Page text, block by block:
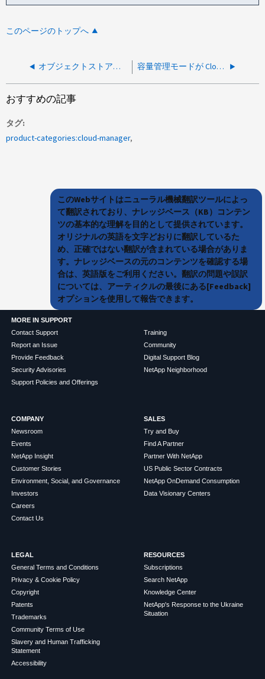
このページのトップへ
オブジェクトストアを使用できるかどうかを確認できません。理由：必要なIPspaceにクラスタ間LIFが設定されていません 容量管理モードが Cloud Manager で機能しない
おすすめの記事
タグ
product-categories:cloud-manager
このWebサイトはニューラル機械翻訳ツールによっ
て翻訳されており、ナレッジベース（KB）コンテン
ツの基本的な理解を目的として提供されています。
オリジナルの英語を文字どおりに翻訳しているた
め、正確ではない翻訳が含まれている場合がありま
す。ナレッジベースの元のコンテンツを確認する場
合は、英語版をご利用ください。翻訳の問題や誤訳
については、アーティクルの最後にある[Feedback]
オプションを使用して報告できます。
MORE IN SUPPORT
Contact Support
Report an Issue
Provide Feedback
Security Advisories
Support Policies and Offerings
Training
Community
Digital Support Blog
NetApp Neighborhood
COMPANY
Newsroom
Events
NetApp Insight
Customer Stories
Environment, Social, and Governance
Investors
Careers
Contact Us
SALES
Try and Buy
Find A Partner
Partner With NetApp
US Public Sector Contracts
NetApp OnDemand Consumption
Data Visionary Centers
LEGAL
General Terms and Conditions
Privacy & Cookie Policy
Copyright
Patents
Trademarks
Community Terms of Use
Slavery and Human Trafficking
Statement
Accessibility
RESOURCES
Subscriptions
Search NetApp
Knowledge Center
NetApp's Response to the Ukraine
Situation